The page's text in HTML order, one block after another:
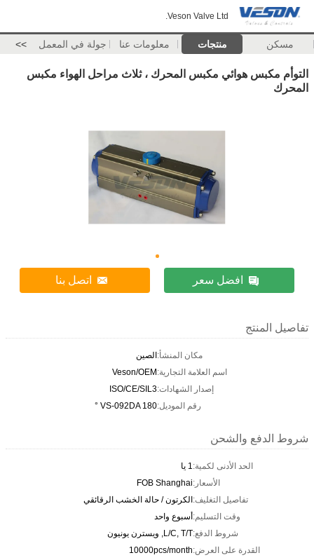
Veson Valve Ltd.
مسكن منتجات معلومات عنا جولة في المعمل >>
التوأم مكبس هوائي مكبس المحرك ، ثلاث مراحل الهواء مكبس
المحرك
افضل سعر اتصل بنا
تفاصيل المنتج
مكان المنشأ:الصين
اسم العلامة التجارية:Veson/OEM
إصدار الشهادات:ISO/CE/SIL3
رقم الموديل:VS-092DA 180 °
شروط الدفع والشحن
الحد الأدنى لكمية:1 يا
الأسعار:FOB Shanghai
تفاصيل التغليف:الكرتون / حالة الخشب الرقائقي
وقت التسليم:أسبوع واحد
شروط الدفع:L/C, T/T, ويسترن يونيون
القدرة على العرض:10000pcs/month